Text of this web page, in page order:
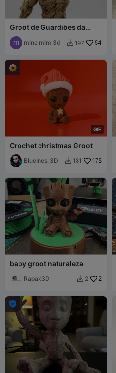
Groot de Guardiões da
Galáxia
mine mim 3d  197 54
GIF
Crochet christmas Groot
BlueInes_3D  181 175
baby groot naturaleza
Rapax3D  2 2
